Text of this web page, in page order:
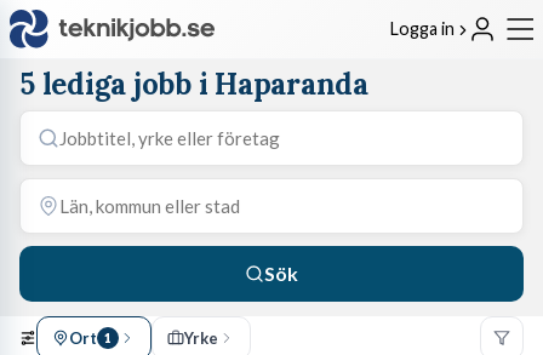
Logga in
5 lediga jobb i Haparanda
Sök
Ort 1 Yrke